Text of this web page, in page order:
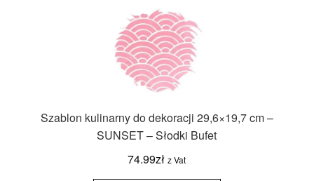
Szablon kulinarny do dekoracji 29,6×19,7 cm –
SUNSET – Słodki Bufet
74.99zł z Vat